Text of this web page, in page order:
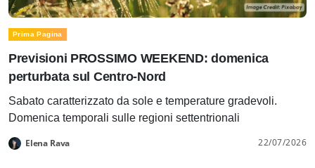
Prima Pagina
Previsioni PROSSIMO WEEKEND: domenica
perturbata sul Centro-Nord
Sabato caratterizzato da sole e temperature gradevoli.
Domenica temporali sulle regioni settentrionali
Elena Rava 22/07/2026